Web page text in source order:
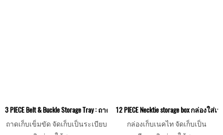
3 PIECE Belt & Buckle Storage Tray : ถาดใส่เข็มขัด 3 เส้น
ถาดเก็บเข็มขัด จัดเก็บเป็นระเบียบ
12 PIECE Necktie storage box กล่องใส่
กล่องเก็บเนคไท จัดเก็บเป็น